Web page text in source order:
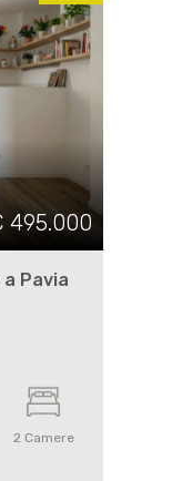
495.000
Pavia
2 Camere